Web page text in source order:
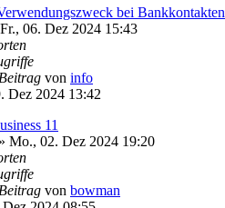
bei Bankkontakten
Fr., 06. Dez 2024 15:43
von info
Dez 2024 13:42
11
» Mo., 02. Dez 2024 19:20
von bowman